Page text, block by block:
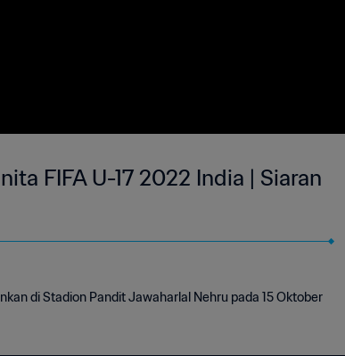
FIFA U-17 2022 India | Siaran
di Stadion Pandit Jawaharlal Nehru pada 15 Oktober